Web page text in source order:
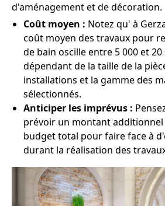
d'aménagement et de décoration.
Coût moyen : Notez qu' à
coût moyen des travaux pour
de bain oscille entre 5 000 et 20
dépendant de la taille de la
installations et la gamme des
sélectionnés.
Anticiper les imprévus :
prévoir un montant additionnel
budget total pour faire face à
durant la réalisation des